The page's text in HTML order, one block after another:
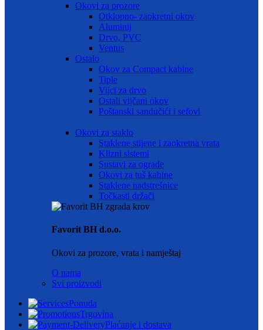
Okovi za prozore
Otklopno- zaokretni okov
Aluminij
Drvo, PVC
Ventus
Ostalo
Okov za Compact kabine
Tiple
Vijci za drvo
Ostali vijčani okov
Poštanski sandučići i sefovi
Okovi za staklo
Staklene stijene i zaokretna vrata
Klizni sistemi
Sustavi za ograde
Okovi za tuš kabine
Staklene nadstrešnice
Točkasti držači
Favorit BH d.o.o.
Okovi za prozore, vrata i namještaj
O nama
Svi proizvodi
Ponuda
Trgovina
Plaćanje i dostava